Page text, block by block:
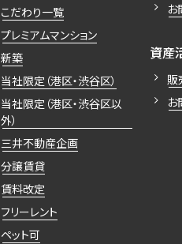
こだわり一覧
プレミアムマンション
新築
当社限定（港区・渋谷区）
当社限定（港区・渋谷区以
外）
三井不動産企画
分譲賃貸
賃料改定
フリーレント
ペット可
お
資産
販
お